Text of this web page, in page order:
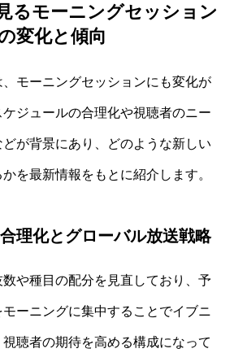
るモーニングセッション
変化と傾向
モーニングセッションにも変化が
ジュールの合理化や視聴者のニー
が背景にあり、どのような新しい
を最新情報をもとに紹介します。
理化とグローバル放送戦略
や種目の配分を見直しており、予
ーニングに集中することでイブニ
聴者の期待を高める構成になって